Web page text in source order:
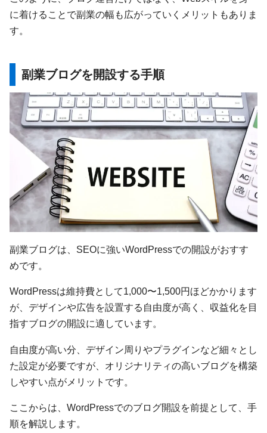
に着けることで副業の幅も広がっていくメリットもありま
す。
副業ブログを開設する手順
副業ブログは、SEOに強いWordPressでの開設がおすす
めです。
WordPressは維持費として1,000〜1,500円ほどかかります
が、デザインや広告を設置する自由度が高く、収益化を目
指すブログの開設に適しています。
自由度が高い分、デザイン周りやプラグインなど細々とし
た設定が必要ですが、オリジナリティの高いブログを構築
しやすい点がメリットです。
ここからは、WordPressでのブログ開設を前提として、手
順を解説します。